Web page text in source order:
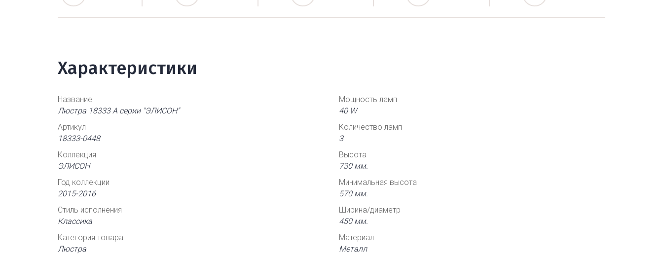
Характеристики
Название
Люстра 18333 А серии "ЭЛИСОН"
Артикул
18333-0448
Коллекция
ЭЛИСОН
Год коллекции
2015-2016
Стиль исполнения
Классика
Категория товара
Люстра
Мощность ламп
40 W
Количество ламп
3
Высота
730 мм.
Минимальная высота
570 мм.
Ширина/диаметр
450 мм.
Материал
Металл